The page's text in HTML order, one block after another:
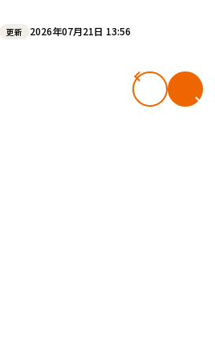
更新 2026年07月21日 13:56